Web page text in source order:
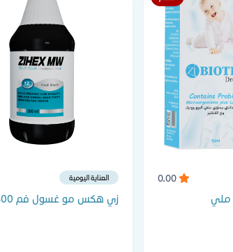
العناية اليومية
زي هكس مو غسول فم 300 مل